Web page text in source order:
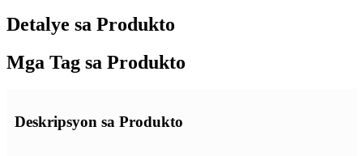
Detalye sa Produkto
Mga Tag sa Produkto
Deskripsyon sa Produkto